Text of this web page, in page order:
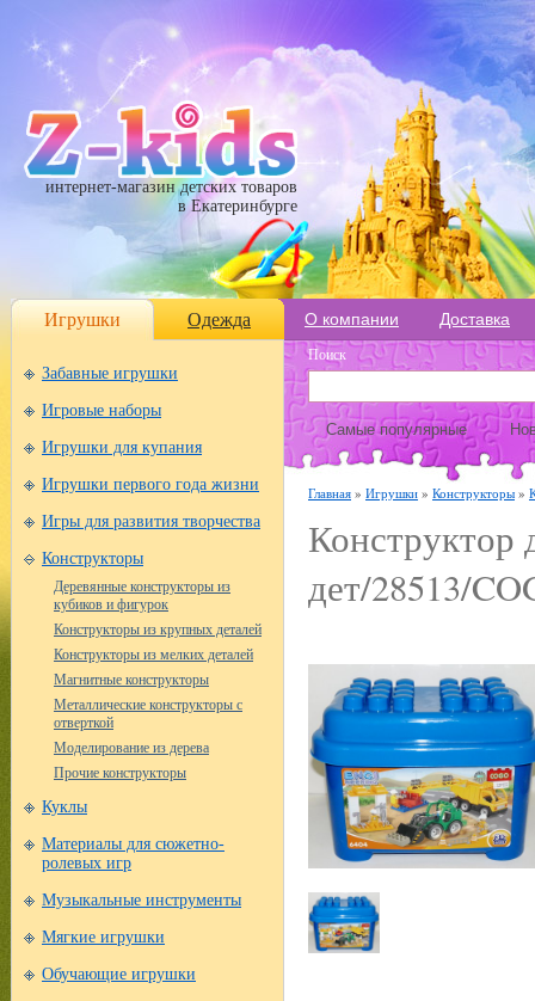
интернет-магазин детских товаров
в Екатеринбурге
Игрушки Одежда О компании Доставка
Забавные игрушки
Игровые наборы
Игрушки для купания
Игрушки первого года жизни
Игры для развития творчества
Конструкторы
Деревянные конструкторы из
кубиков и фигурок
Конструкторы из крупных деталей
Конструкторы из мелких деталей
Магнитные конструкторы
Металлические конструкторы с
отверткой
Моделирование из дерева
Прочие конструкторы
Куклы
Материалы для сюжетно-
ролевых игр
Музыкальные инструменты
Мягкие игрушки
Обучающие игрушки
Поиск
Самые популярные
Главная » Игрушки » Конструкторы »
дет/28513/